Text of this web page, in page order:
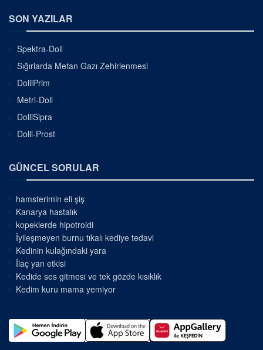
SON YAZILAR
Spektra-Doll
Sığırlarda Metan Gazı Zehirlenmesi
DolliPrim
Metri-Doll
DolliSipra
Dolli-Prost
GÜNCEL SORULAR
hamsterimin eli şiş
Kanarya hastalık
kopeklerde hipotroidi
İyileşmeyen burnu tıkalı kediye tedavi
Kedinin kulağındaki yara
İlaç yan etkisi
Kedide ses gitmesi ve tek gözde kısıklık
Kedim kuru mama yemiyor